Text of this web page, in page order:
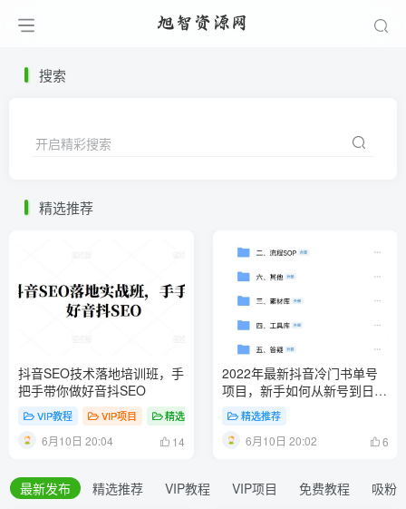
搜索
开启精彩搜索
精选推荐
抖音SEO技术落地培训班，手‬
把手带你做好音抖‬‬SEO
VIP教程 VIP项目 精选推荐 # 抖音SEO技术
6月10日 20:04 14
2022年最新抖音冷门书单号
项目，新手如何从新号到日入
1000+精选推荐
6月10日 20:02 6
最新发布 精选推荐 VIP教程 VIP项目 免费教程 吸粉